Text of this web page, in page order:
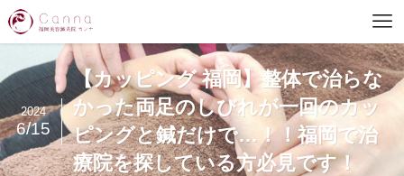
【カッピング 福岡】整体で治らな
かった両足のしびれが一回のカッ
ピングと鍼だけで…！！福岡で治
療院を探している方必見です！
2024
6/15